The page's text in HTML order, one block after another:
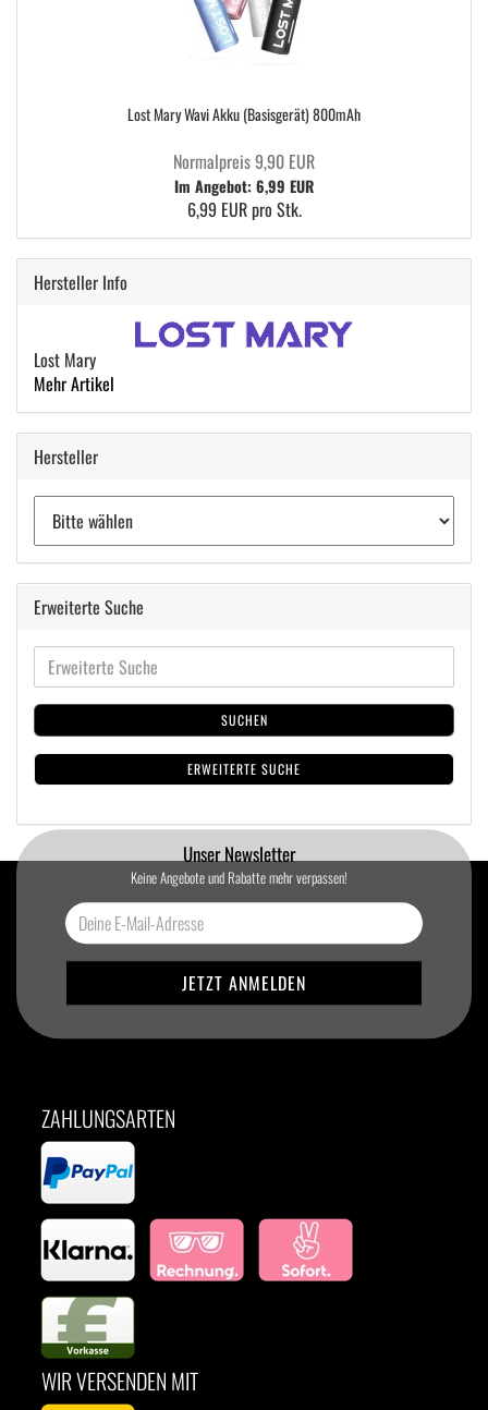
Lost Mary Wavi Akku (Basisgerät) 800mAh
Normalpreis 9,90 EUR
Im Angebot: 6,99 EUR
6,99 EUR pro Stk.
Hersteller Info
Lost Mary
Mehr Artikel
Hersteller
Erweiterte Suche
SUCHEN
ERWEITERTE SUCHE
Unser Newsletter
Keine Angebote und Rabatte mehr verpassen!
ZAHLUNGSARTEN
WIR VERSENDEN MIT